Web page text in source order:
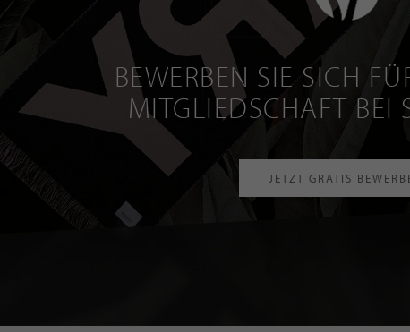
BEWERBEN SIE SICH
MITGLIEDSCHAFT BEI
JETZT GRATIS